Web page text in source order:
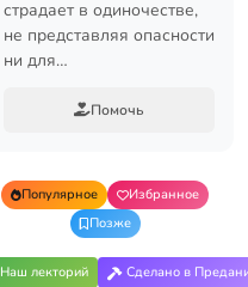
страдает в одиночестве,
не представляя опасности
ни для…
Помочь
Популярное
Избранное
Позже
Наш лекторий Сделано в